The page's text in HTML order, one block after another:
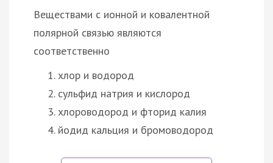
Веществами с ионной и ковалентной
полярной связью являются
соответственно
хлор и водород
сульфид натрия и кислород
хлороводород и фторид калия
йодид кальция и бромоводород